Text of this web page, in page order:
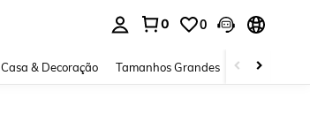
0 0
Casa & Decoração Tamanhos Grandes Joias e